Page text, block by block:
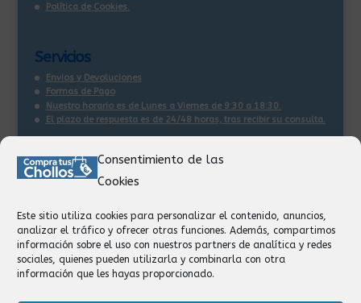
Consentimiento de las
Cookies
Este sitio utiliza cookies para personalizar el contenido, anuncios,
analizar el tráfico y ofrecer otras funciones. Además, compartimos
información sobre el uso con nuestros partners de analítica y redes
sociales, quienes pueden utilizarla y combinarla con otra
información que les hayas proporcionado.
Política de Cookies.
Servicios
Envios y Devoluciones
Formas de Pago
Nuestro horario es de Lunes a Viernes de 9:30 a 18:30.
El plazo de respuesta es de 24/48 horas, tras recibir su consulta.
Contacto:
Facturación
Devoluciones
Privacidad
Formas de Pago